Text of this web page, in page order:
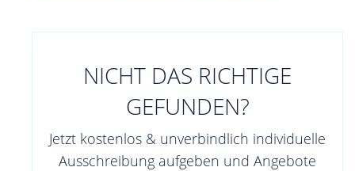
NICHT DAS RICHTIGE
GEFUNDEN?
Jetzt kostenlos & unverbindlich individuelle
Ausschreibung aufgeben und Angebote